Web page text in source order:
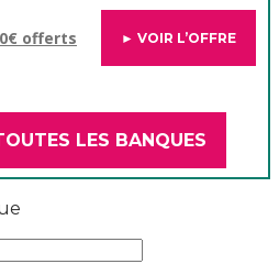
offerts ► VOIR L’OFFRE
LES BANQUES